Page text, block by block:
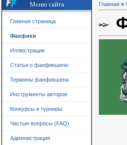
Меню сайта
Главная страница
Фанфики
Иллюстрации
Статьи о фанфикшене
Термины фанфикшена
Инструменты авторов
Конкурсы и турниры
Частые вопросы (FAQ)
Администрация
Главная »